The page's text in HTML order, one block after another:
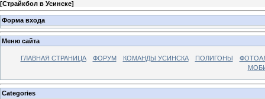
[Страйкбол в Усинске]
Форма входа
Меню сайта
ГЛАВНАЯ СТРАНИЦА ФОРУМ КОМАНДЫ УСИНСКА ПОЛИГОНЫ
Categories